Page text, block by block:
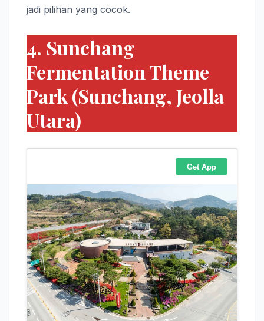
jadi pilihan yang cocok.
4. Sunchang
Fermentation Theme
Park (Sunchang, Jeolla
Utara)